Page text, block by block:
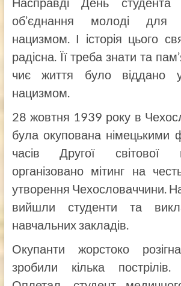
об’єднання молоді для
нацизмом. І історія цього
радісна. Її треба знати та
чиє життя було віддано
нацизмом.
28 жовтня 1939 року в
була окупована німецькими
часів Другої світової
організовано мітинг на
утворення Чехословаччини.
вийшли студенти та
навчальних закладів.
Окупанти жорстоко
зробили кілька